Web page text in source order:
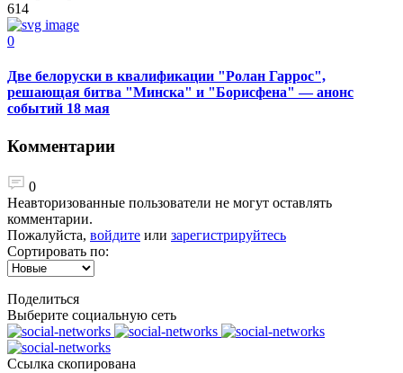
614
0
Две белоруски в квалификации "Ролан Гаррос",
решающая битва "Минска" и "Борисфена" — анонс
событий 18 мая
Комментарии
0
Неавторизованные пользователи не могут оставлять
комментарии.
Пожалуйста, войдите или зарегистрируйтесь
Сортировать по:
Поделиться
Выберите социальную сеть
Ccылка скопирована